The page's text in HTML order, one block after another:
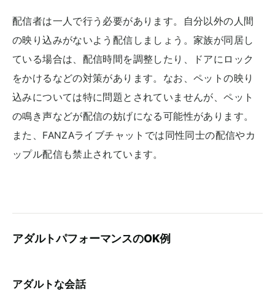
配信者は一人で行う必要があります。自分以外の人間
の映り込みがないよう配信しましょう。家族が同居し
ている場合は、配信時間を調整したり、ドアにロック
をかけるなどの対策があります。なお、ペットの映り
込みについては特に問題とされていませんが、ペット
の鳴き声などが配信の妨げになる可能性があります。
また、FANZAライブチャットでは同性同士の配信やカ
ップル配信も禁止されています。
アダルトパフォーマンスのOK例
アダルトな会話